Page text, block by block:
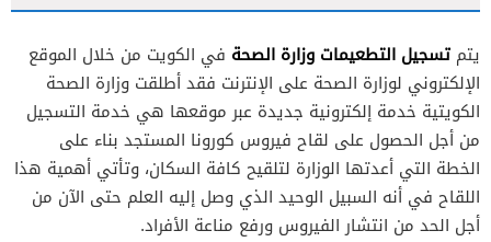
يتمتسجيل التطعيمات وزارة الصحة في الكويت من خلال الموقع
الإلكتروني لوزارة الصحة على الإنترنت فقد أطلقت وزارة الصحة
الكويتية خدمة إلكترونية جديدة عبر موقعها هي خدمة التسجيل
من أجل الحصول على لقاح فيروس كورونا المستجد بناء على
الخطة التي أعدتها الوزارة لتلقيح كافة السكان، وتأتي أهمية هذا
اللقاح في أنه السبيل الوحيد الذي وصل إليه العلم حتى الآن من
أجل الحد من انتشار الفيروس ورفع مناعة الأفراد.